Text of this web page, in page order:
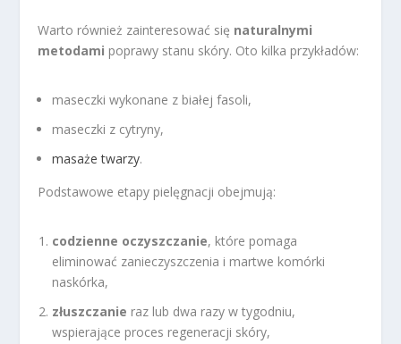
Warto również zainteresować się naturalnymi
metodami poprawy stanu skóry. Oto kilka przykładów:
maseczki wykonane z białej fasoli,
maseczki z cytryny,
masaże twarzy.
Podstawowe etapy pielęgnacji obejmują:
codzienne oczyszczanie, które pomaga
eliminować zanieczyszczenia i martwe komórki
naskórka,
złuszczanie raz lub dwa razy w tygodniu,
wspierające proces regeneracji skóry,